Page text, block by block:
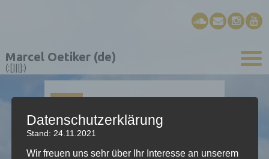
Marcel Oetiker (de)
(:[|||]:)
Datenschutzerklärung
Stand: 24.11.2021
Wir freuen uns sehr über Ihr Interesse an unserem